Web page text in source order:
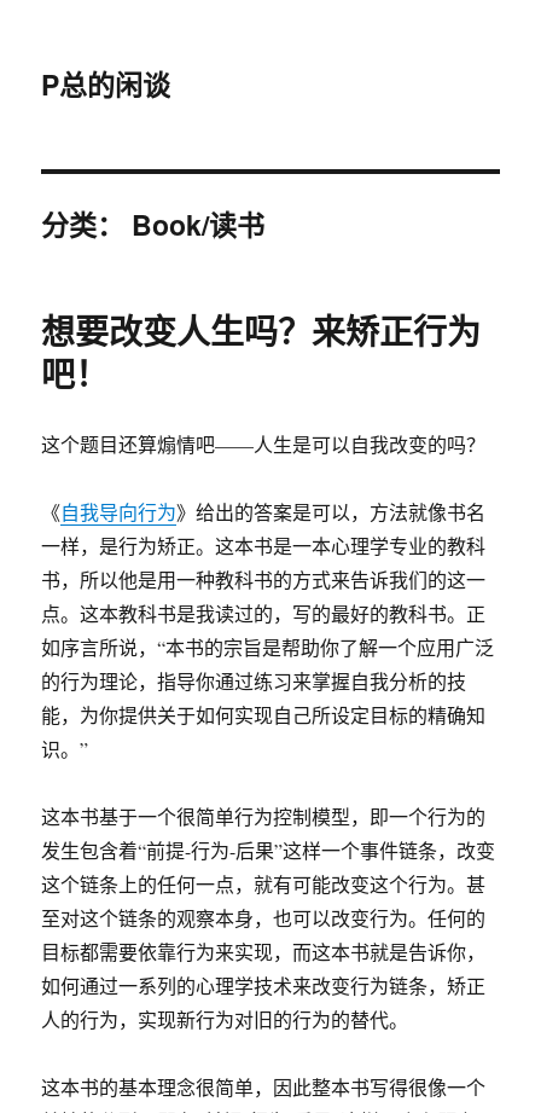
P总的闲谈
分类： Book/读书
想要改变人生吗？来矫正行为
吧！
这个题目还算煽情吧——人生是可以自我改变的吗？
《自我导向行为》给出的答案是可以，方法就像书名
一样，是行为矫正。这本书是一本心理学专业的教科
书，所以他是用一种教科书的方式来告诉我们的这一
点。这本教科书是我读过的，写的最好的教科书。正
如序言所说，“本书的宗旨是帮助你了解一个应用广泛
的行为理论，指导你通过练习来掌握自我分析的技
能，为你提供关于如何实现自己所设定目标的精确知
识。”
这本书基于一个很简单行为控制模型，即一个行为的
发生包含着“前提-行为-后果”这样一个事件链条，改变
这个链条上的任何一点，就有可能改变这个行为。甚
至对这个链条的观察本身，也可以改变行为。任何的
目标都需要依靠行为来实现，而这本书就是告诉你，
如何通过一系列的心理学技术来改变行为链条，矫正
人的行为，实现新行为对旧的行为的替代。
这本书的基本理念很简单，因此整本书写得很像一个